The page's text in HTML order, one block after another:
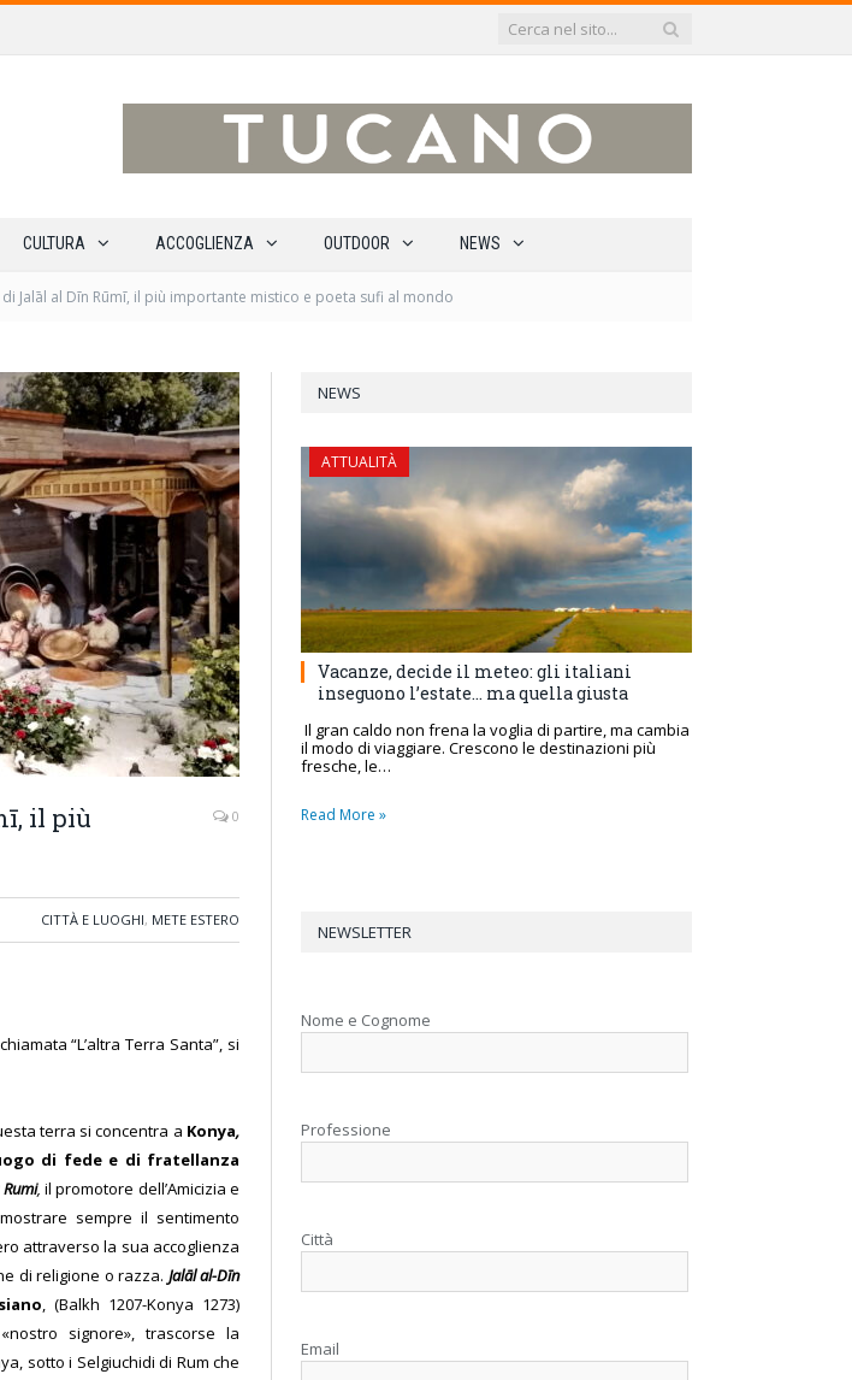
CULTURA ACCOGLIENZA OUTDOOR NEWS
Jalāl al Dīn Rūmī, il più importante mistico e poeta sufi al mondo
il più
0
CITTÀ E LUOGHI, METE ESTERO
“L’altra Terra Santa”, si
terra si concentra a Konya,
di fede e di fratellanza
, il promotore dell’Amicizia e
sempre il sentimento
attraverso la sua accoglienza
di religione o razza. Jalāl al-Dīn
, (Balkh 1207-Konya 1273)
«nostro signore», trascorse la
sotto i Selgiuchidi di Rum che
NEWS
ATTUALITÀ
Vacanze, decide il meteo: gli italiani
inseguono l’estate… ma quella giusta
Il gran caldo non frena la voglia di partire, ma cambia
il modo di viaggiare. Crescono le destinazioni più
fresche, le…
Read More »
NEWSLETTER
Nome e Cognome
Professione
Città
Email